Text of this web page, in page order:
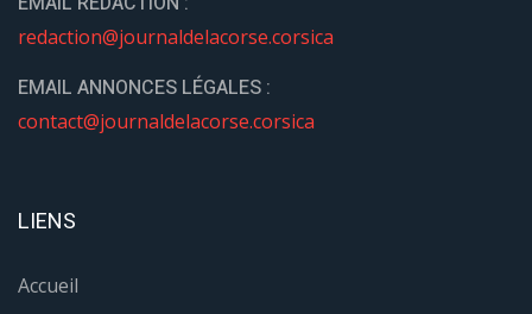
redaction@journaldelacorse.corsica
EMAIL ANNONCES LÉGALES :
contact@journaldelacorse.corsica
LIENS
Accueil